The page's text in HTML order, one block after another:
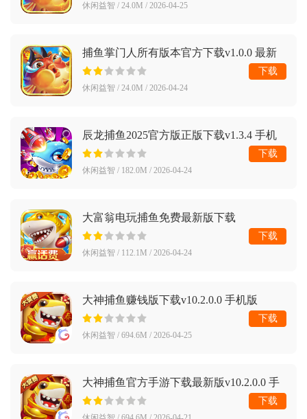
休闲益智 / 24.0M / 2026-04-25
捕鱼掌门人所有版本官方下载v1.0.0 最新
版
休闲益智 / 24.0M / 2026-04-24
下载
辰龙捕鱼2025官方版正版下载v1.3.4 手机
版
休闲益智 / 182.0M / 2026-04-24
下载
大富翁电玩捕鱼免费最新版下载
v4.23.6.5.5.8 手机版
休闲益智 / 112.1M / 2026-04-24
下载
大神捕鱼赚钱版下载v10.2.0.0 手机版
休闲益智 / 694.6M / 2026-04-25
下载
大神捕鱼官方手游下载最新版v10.2.0.0 手
机版
下载